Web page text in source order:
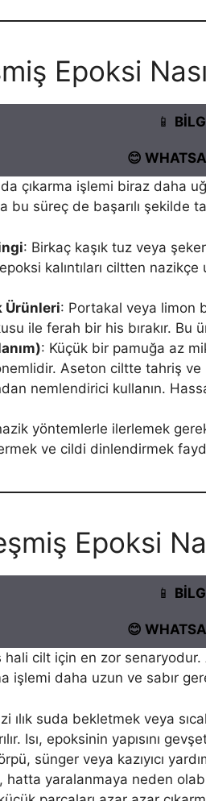
Epoksi
📱
😊
çıkarma işlemi biraz daha
bu süreç de başarılı şekilde
: Birkaç kaşık tuz veya
kalıntıları ciltten
Ürünleri: Portakal veya limon
ile ferah bir his bırakır. Bu
: Küçük bir pamuğa az
Aseton ciltte tahriş
nemlendirici kullanın.
yöntemlerle ilerlemek
ve cildi dinlendirmek
Epoksi
📱
😊
cilt için en zor
işlemi daha uzun ve sabır
ılık suda bekletmek veya
Isı, epoksinin yapısını
sünger veya kazıyıcı
yaralanmaya neden